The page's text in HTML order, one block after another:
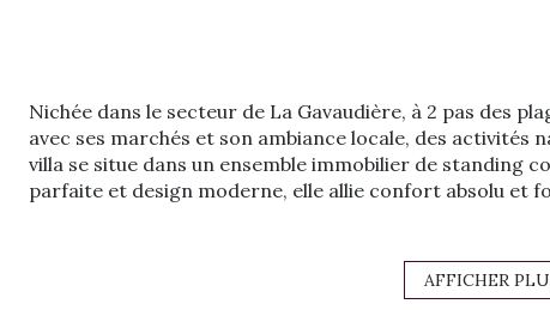
Nichée dans le secteur de La Gavaudière, à 2 pas des
avec ses marchés et son ambiance locale, des activités
villa se situe dans un ensemble immobilier de standing
parfaite et design moderne, elle allie confort absolu et
- un séjour ouvert et convivial avec une cuisine
une vue panoramique sur un jardin paysagé et une
AFFICHER